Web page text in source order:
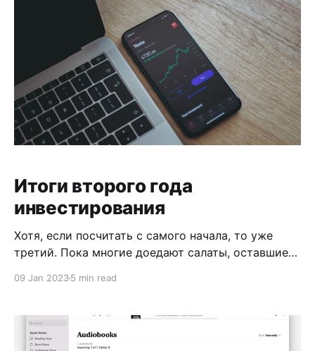
делают максимально расслабленными с приятной
lo-fi музыкой. Даже когда такие тривиальные и,
Итоги второго года
инвестирования
Хотя, если посчитать с самого начала, то уже
третий. Пока многие доедают салаты, оставшиеся
года. Итак, мой портфель в этом году: *
TradeRepublic -13,
09 Jan 20235 min read